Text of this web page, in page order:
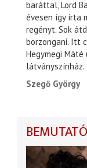
baráttal, Lord
évesen így írta
regényt. Sok
borzongani. Itt
Hegymegi
látványszínház.
Szegő György